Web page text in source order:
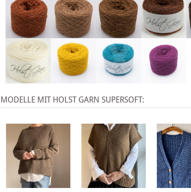
X
MODELLE MIT HOLST GARN SUPERSOFT: